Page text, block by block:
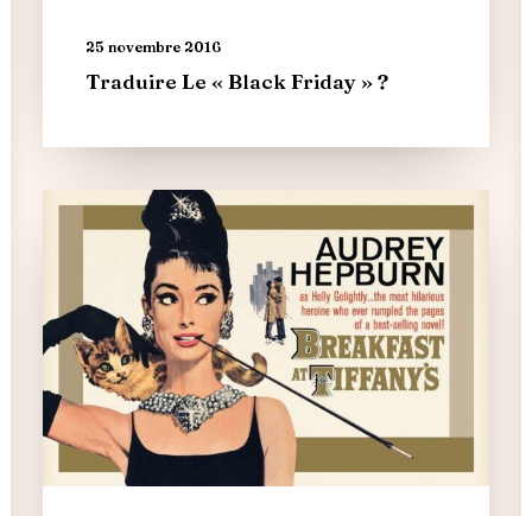
25 novembre 2016
Traduire Le « Black Friday » ?